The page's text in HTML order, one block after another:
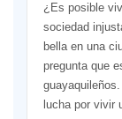
¿Es posible
sociedad
bella en una
pregunta que
lucha por vivir